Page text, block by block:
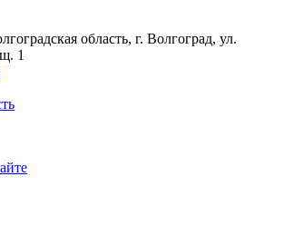
область, г. Волгоград, ул.
1